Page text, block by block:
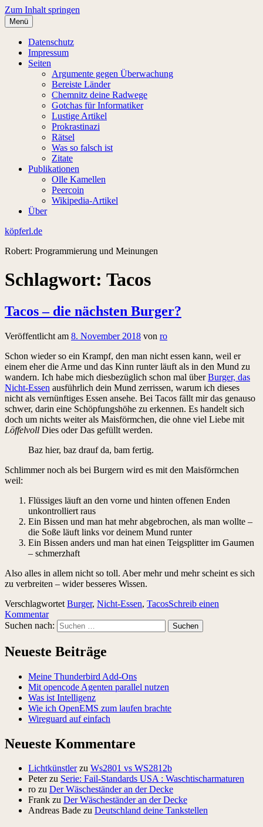
Zum Inhalt springen
Menü
Datenschutz
Impressum
Seiten
Argumente gegen Überwachung
Bereiste Länder
Chemnitz deine Radwege
Gotchas für Informatiker
Lustige Artikel
Prokrastinazi
Rätsel
Was so falsch ist
Zitate
Publikationen
Olle Kamellen
Peercoin
Wikipedia-Artikel
Über
köpferl.de
Robert: Programmierung und Meinungen
Schlagwort: Tacos
Tacos – die nächsten Burger?
Veröffentlicht am 8. November 2018 von ro
Schon wieder so ein Krampf, den man nicht essen kann, weil er
einem eher die Arme und das Kinn runter läuft als in den Mund zu
wandern. Ich habe mich diesbezüglich schon mal überBurger, das
Nicht-Essen ausführlich dein Mund zerrissen, warum ich dieses
nicht als vernünftiges Essen ansehe. Bei Tacos fällt mir das genauso
schwer, darin eine Schöpfungshöhe zu erkennen. Es handelt sich
doch um nichts weiter als Maisförmchen, die ohne viel Liebe mit
Löffelvoll Dies oder Das gefüllt werden.
Baz hier, baz drauf da, bam fertig.
Schlimmer noch als bei Burgern wird es mit den Maisförmchen
weil:
Flüssiges läuft an den vorne und hinten offenen Enden
unkontrolliert raus
Ein Bissen und man hat mehr abgebrochen, als man wollte –
die Soße läuft links vor deinem Mund runter
Ein Bissen anders und man hat einen Teigsplitter im Gaumen
– schmerzhaft
Also alles in allem nicht so toll. Aber mehr und mehr scheint es sich
zu verbreiten – wider besseres Wissen.
Verschlagwortet Burger, Nicht-Essen, TacosSchreib einen
Kommentar
Suchen nach:
Neueste Beiträge
Meine Thunderbird Add-Ons
Mit opencode Agenten parallel nutzen
Was ist Intelligenz
Wie ich OpenEMS zum laufen brachte
Wireguard auf einfach
Neueste Kommentare
Lichtkünstlerzu Ws2801 vs WS2812b
Peterzu Serie: Fail-Standards USA : Waschtischarmaturen
ro zu Der Wäscheständer an der Decke
Frank zu Der Wäscheständer an der Decke
Andreas Bade zu Deutschland deine Tankstellen